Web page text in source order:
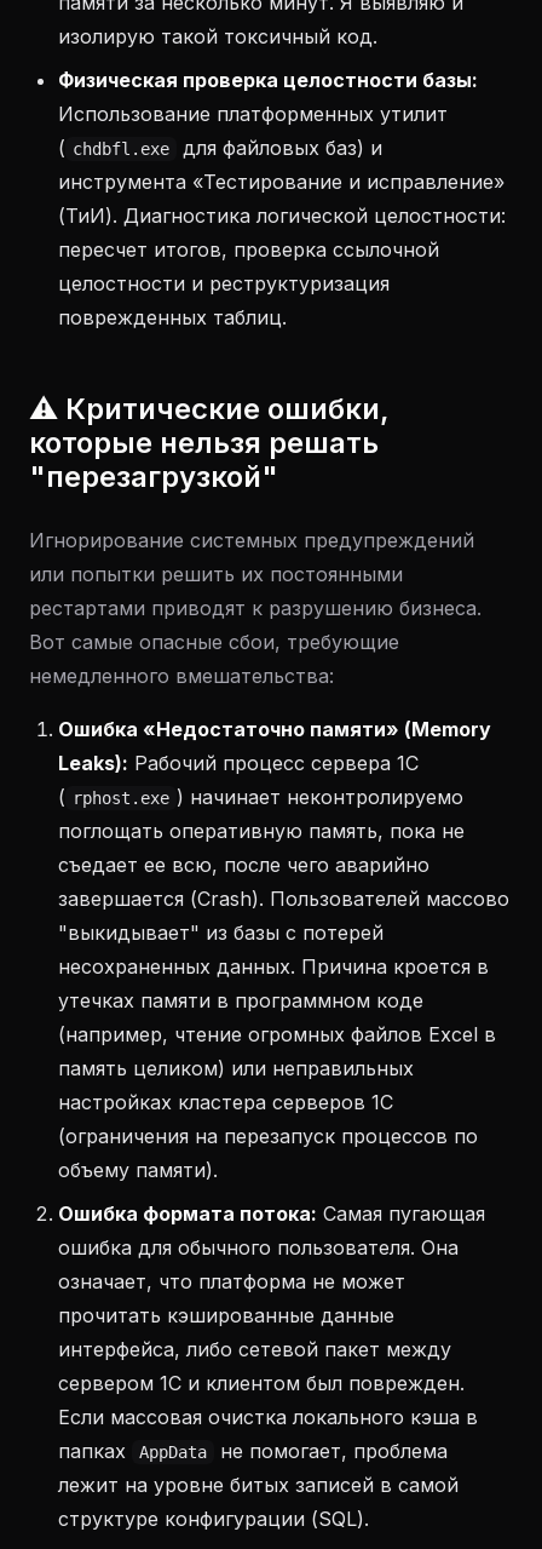
изолирую такой токсичный код.
Физическая проверка целостности базы:
Использование платформенных утилит
( chdbfl.exe
для файловых баз) и
инструмента «Тестирование и исправление»
(ТиИ). Диагностика логической целостности:
пересчет итогов, проверка ссылочной
целостности и реструктуризация
поврежденных таблиц.
⚠️ Критические ошибки,
которые нельзя решать
"перезагрузкой"
Игнорирование системных предупреждений
или попытки решить их постоянными
рестартами приводят к разрушению бизнеса.
Вот самые опасные сбои, требующие
немедленного вмешательства:
Ошибка «Недостаточно памяти» (Memory
Leaks): Рабочий процесс сервера 1С
( rphost.exe ) начинает неконтролируемо
поглощать оперативную память, пока не
съедает ее всю, после чего аварийно
завершается (Crash). Пользователей массово
"выкидывает" из базы с потерей
несохраненных данных. Причина кроется в
утечках памяти в программном коде
(например, чтение огромных файлов Excel в
память целиком) или неправильных
настройках кластера серверов 1С
(ограничения на перезапуск процессов по
объему памяти).
Ошибка формата потока: Самая пугающая
ошибка для обычного пользователя. Она
означает, что платформа не может
прочитать кэшированные данные
интерфейса, либо сетевой пакет между
сервером 1С и клиентом был поврежден.
Если массовая очистка локального кэша в
папках
AppData
не помогает, проблема
лежит на уровне битых записей в самой
структуре конфигурации (SQL).